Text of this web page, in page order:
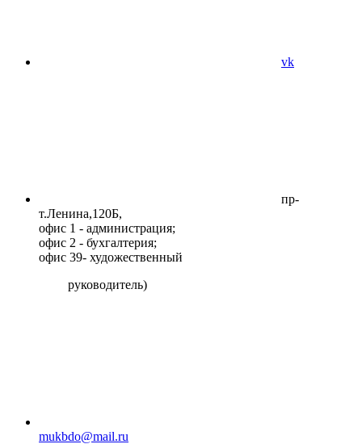
vk
пр-
т.Ленина,120Б​,
офис 1 - администрация;
офис 2 - бухгалтерия;
офис 39- художественный
руководитель)
mukbdo@mail.ru